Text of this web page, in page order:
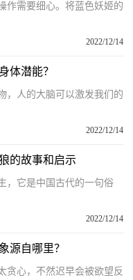
作需要细心。将蓝色妖姬的
2022/12/14
体潜能？
，人的大脑可以激发我们的
2022/12/14
的故事和启示
，它是中国古代的一句俗
2022/12/14
源自哪里？
贪心，不然迟早会被欲望反